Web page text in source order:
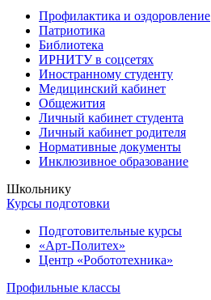
Профилактика и оздоровление
Патриотика
Библиотека
ИРНИТУ в соцсетях
Иностранному студенту
Медицинский кабинет
Общежития
Личный кабинет студента
Личный кабинет родителя
Нормативные документы
Инклюзивное образование
Школьнику
Курсы подготовки
Подготовительные курсы
«Арт-Политех»
Центр «Робототехника»
Профильные классы